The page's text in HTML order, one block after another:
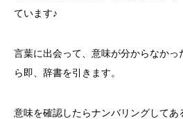
ています♪
言葉に出会って、意味が分からなかっ
ら即、辞書を引きます。
意味を確認したらナンバリングしてあ